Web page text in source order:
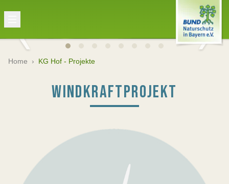
Home › KG Hof - Projekte
WINDKRAFTPROJEKT